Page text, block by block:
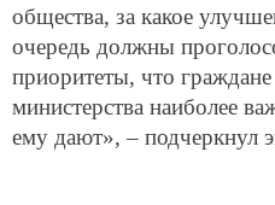
общества, за какое
очередь должны
приоритеты, что
министерства наиболее
ему дают», – подчеркнул